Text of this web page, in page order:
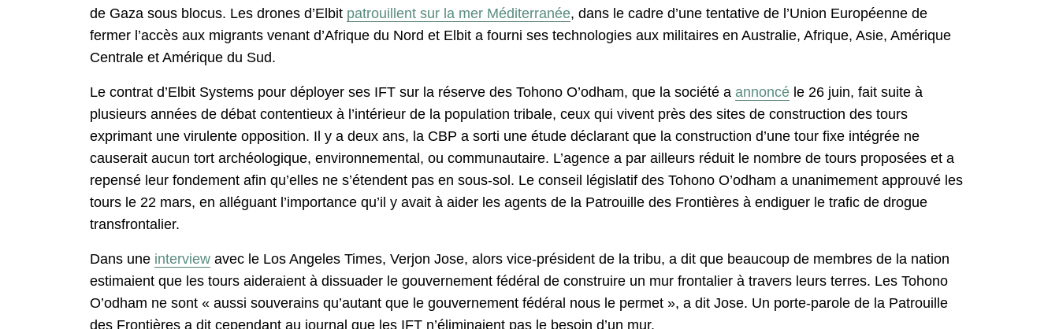
de Gaza sous blocus. Les drones d’Elbit patrouillent sur la mer Méditerranée, dans le cadre d’une tentative de l’Union Européenne de
fermer l’accès aux migrants venant d’Afrique du Nord et Elbit a fourni ses technologies aux militaires en Australie, Afrique, Asie, Amérique
Centrale et Amérique du Sud.
Le contrat d’Elbit Systems pour déployer ses IFT sur la réserve des Tohono O’odham, que la société a annoncé le 26 juin, fait suite à
plusieurs années de débat contentieux à l’intérieur de la population tribale, ceux qui vivent près des sites de construction des tours
exprimant une virulente opposition. Il y a deux ans, la CBP a sorti une étude déclarant que la construction d’une tour fixe intégrée ne
causerait aucun tort archéologique, environnemental, ou communautaire. L’agence a par ailleurs réduit le nombre de tours proposées et a
repensé leur fondement afin qu’elles ne s’étendent pas en sous-sol. Le conseil législatif des Tohono O’odham a unanimement approuvé les
tours le 22 mars, en alléguant l’importance qu’il y avait à aider les agents de la Patrouille des Frontières à endiguer le trafic de drogue
transfrontalier.
Dans une interview avec le Los Angeles Times, Verjon Jose, alors vice-président de la tribu, a dit que beaucoup de membres de la nation
estimaient que les tours aideraient à dissuader le gouvernement fédéral de construire un mur frontalier à travers leurs terres. Les Tohono
O’odham ne sont « aussi souverains qu’autant que le gouvernement fédéral nous le permet », a dit Jose. Un porte-parole de la Patrouille
des Frontières a dit cependant au journal que les IFT n’éliminaient pas le besoin d’un mur.